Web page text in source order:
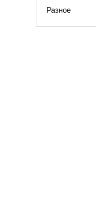
Разное